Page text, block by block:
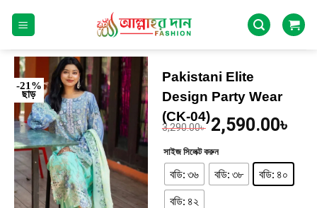
-21%
ছাড়
Pakistani Elite
Design Party Wear
(CK-04)
3,290.00৳ 2,590.00৳
সাইজ সিলেক্ট করুন
বডি: ৩৬ বডি: ৩৮
বডি: ৪০
বডি: ৪২